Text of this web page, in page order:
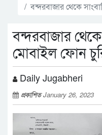
বন্দরবাজার থেকে
বন্দরবাজার
মোবাইল ফোন
Daily Jugabheri
প্রকাশিতJanuary 26, 2023